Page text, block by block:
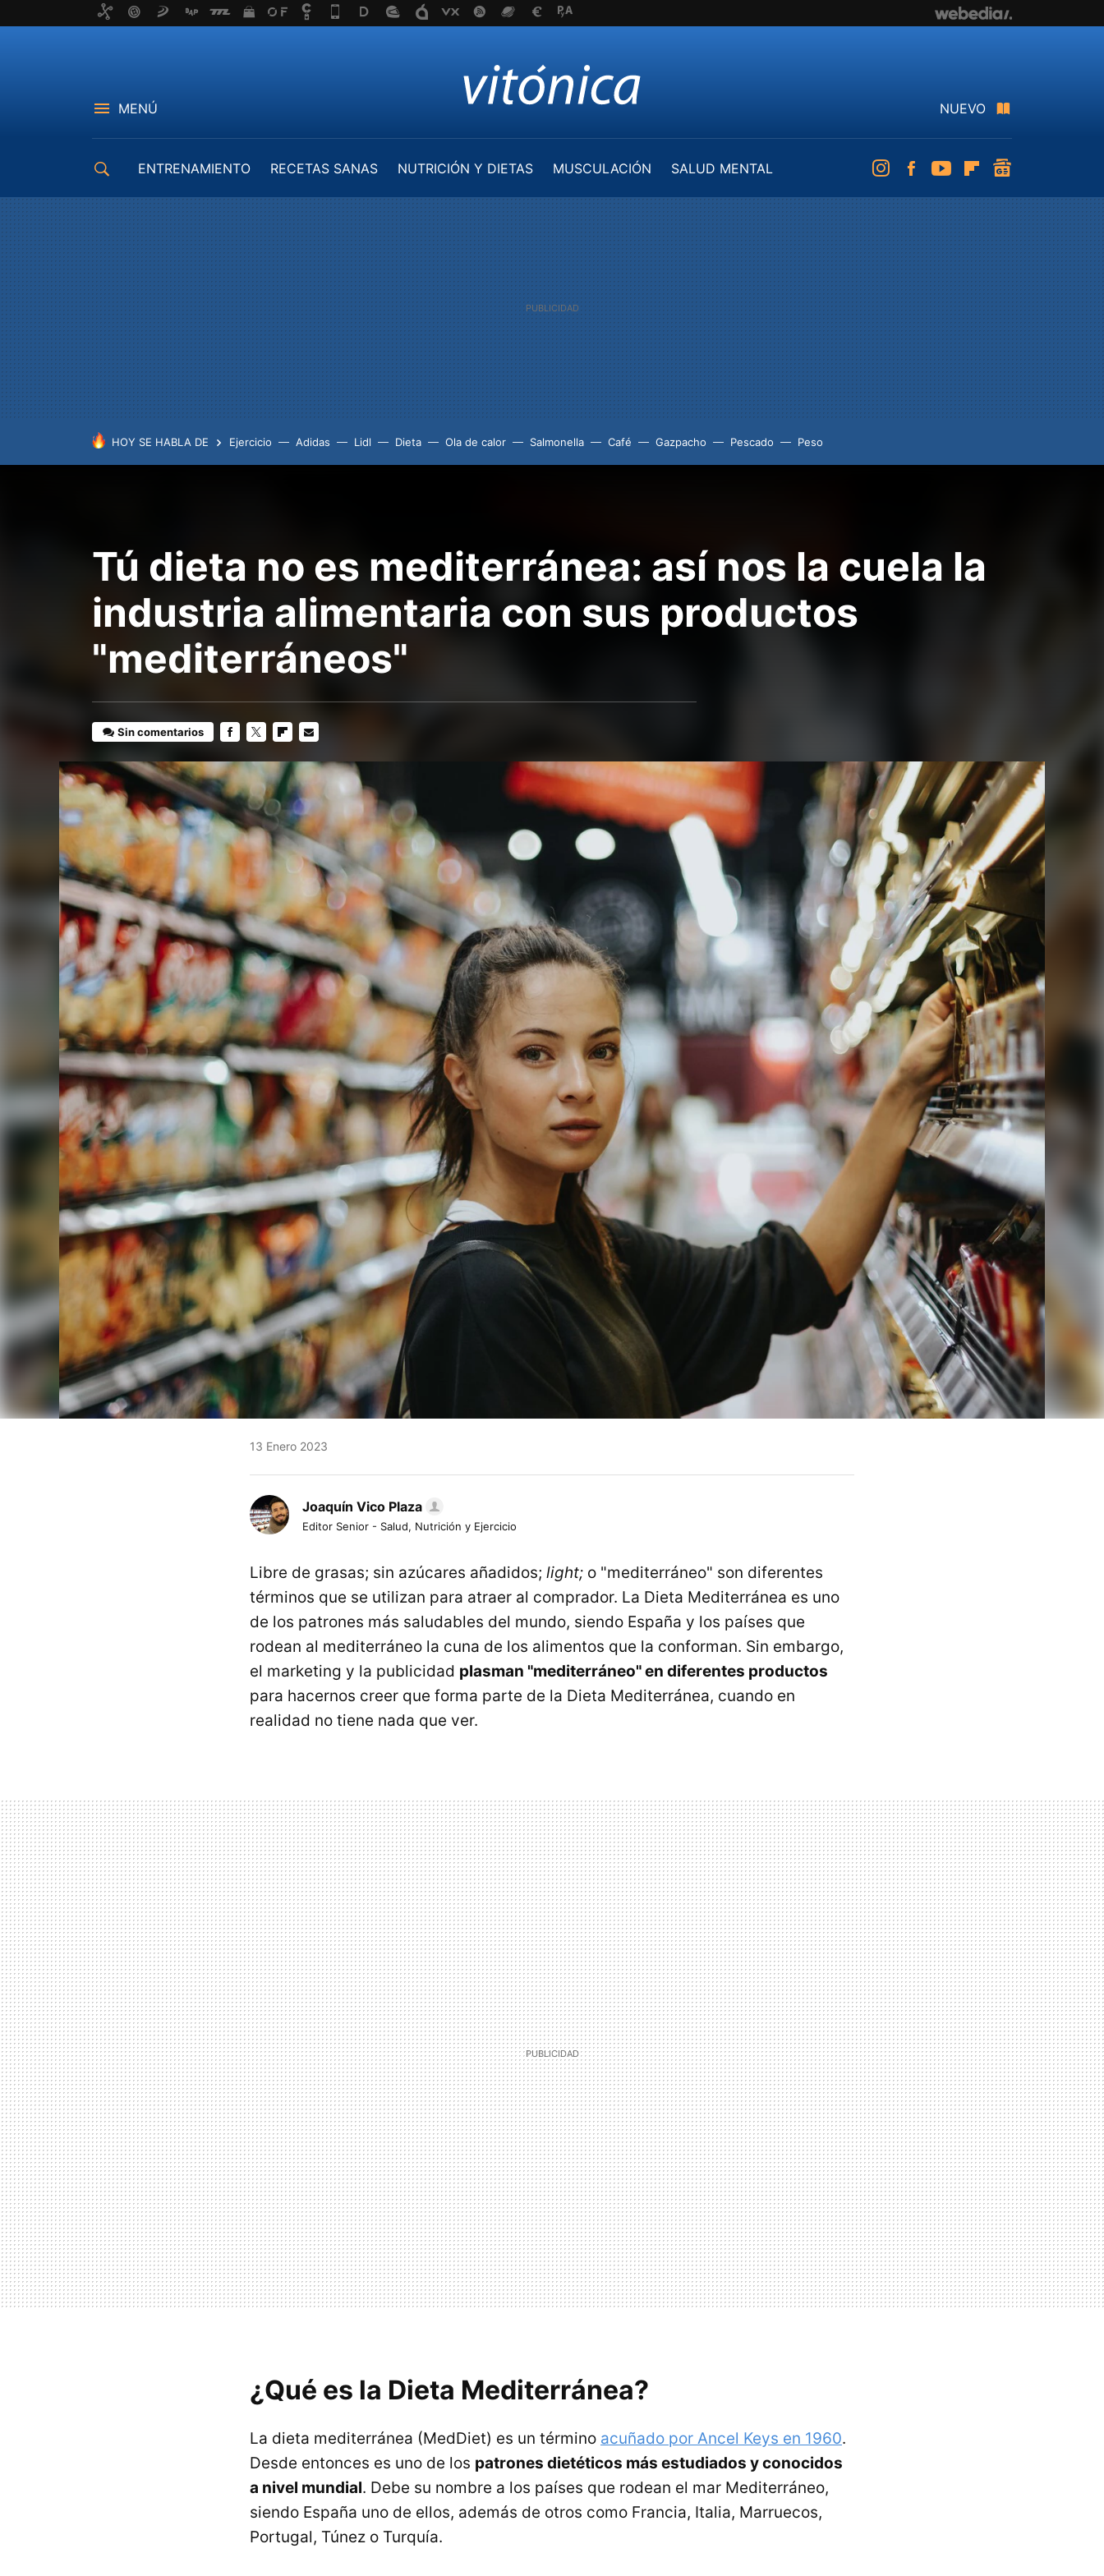
MENÚ NUEVO
ENTRENAMIENTO RECETAS SANAS NUTRICIÓN Y DIETAS MUSCULACIÓN
SALUD MENTAL
InstagramFacebookYoutubeFlipboard
HOY SE HABLA DE Ejercicio Adidas Lidl Dieta Ola de calor Salmonella Café Gazpacho Pescado Peso
Tú dieta no es mediterránea: así nos la cuela la
industria alimentaria con sus productos
"mediterráneos"
Sin comentarios
MAIL
13 Enero 2023
Joaquín Vico Plaza
Editor Senior - Salud, Nutrición y Ejercicio
Libre de grasas; sin azúcares añadidos; light; o "mediterráneo" son diferentes
términos que se utilizan para atraer al comprador. La Dieta Mediterránea es uno
de los patrones más saludables del mundo, siendo España y los países que
rodean al mediterráneo la cuna de los alimentos que la conforman. Sin embargo,
el marketing y la publicidad plasman "mediterráneo" en diferentes productos
para hacernos creer que forma parte de la Dieta Mediterránea, cuando en
realidad no tiene nada que ver.
¿Qué es la Dieta Mediterránea?
La dieta mediterránea (MedDiet) es un término acuñado por Ancel Keys en 1960.
Desde entonces es uno de los patrones dietéticos más estudiados y conocidos
a nivel mundial. Debe su nombre a los países que rodean el mar Mediterráneo,
siendo España uno de ellos, además de otros como Francia, Italia, Marruecos,
Portugal, Túnez o Turquía.